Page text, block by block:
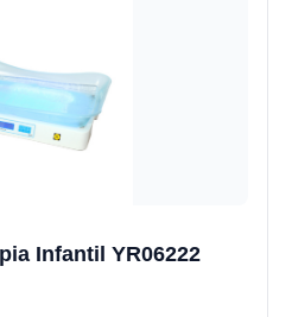
Infantil YR06222